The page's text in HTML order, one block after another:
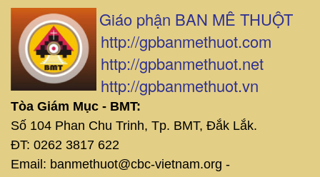
Giáo phận BAN MÊ THUỘT
http://gpbanmethuot.com
http://gpbanmethuot.net
http://gpbanmethuot.vn
Tòa Giám Mục - BMT:
Số 104 Phan Chu Trinh, Tp. BMT, Đắk Lắk.
ĐT: 0262 3817 622
Email: banmethuot@cbc-vietnam.org -